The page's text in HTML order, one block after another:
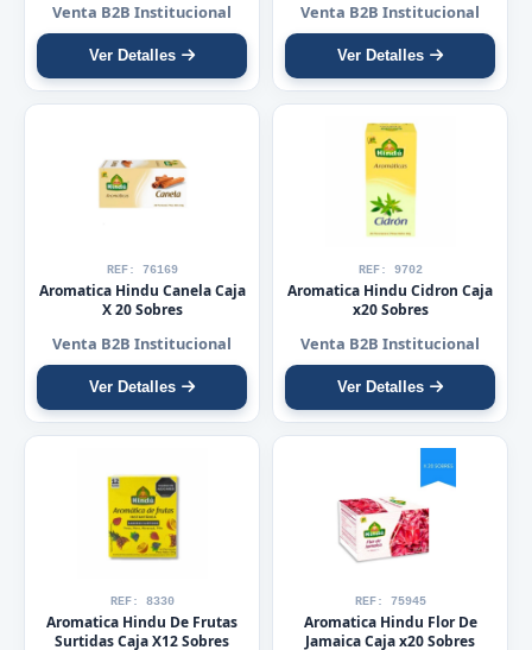
Venta B2B Institucional
Ver Detalles
Venta B2B Institucional
Ver Detalles
REF: 76169
Aromatica Hindu Canela Caja
X 20 Sobres
Venta B2B Institucional
Ver Detalles
REF: 9702
Aromatica Hindu Cidron Caja
x20 Sobres
Venta B2B Institucional
Ver Detalles
REF: 8330
Aromatica Hindu De Frutas
Surtidas Caja X12 Sobres
REF: 75945
Aromatica Hindu Flor De
Jamaica Caja x20 Sobres